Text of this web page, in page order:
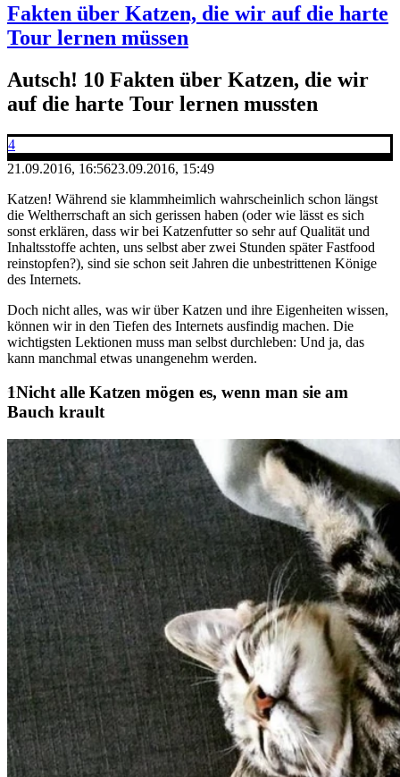
Fakten über Katzen, die wir auf die harte
Tour lernen müssen
Autsch! 10 Fakten über Katzen, die wir
auf die harte Tour lernen mussten
4
21.09.2016, 16:5623.09.2016, 15:49
Katzen! Während sie klammheimlich wahrscheinlich schon längst
die Weltherrschaft an sich gerissen haben (oder wie lässt es sich
sonst erklären, dass wir bei Katzenfutter so sehr auf Qualität und
Inhaltsstoffe achten, uns selbst aber zwei Stunden später Fastfood
reinstopfen?), sind sie schon seit Jahren die unbestrittenen Könige
des Internets.
Doch nicht alles, was wir über Katzen und ihre Eigenheiten wissen,
können wir in den Tiefen des Internets ausfindig machen. Die
wichtigsten Lektionen muss man selbst durchleben: Und ja, das
kann manchmal etwas unangenehm werden.
Nicht alle Katzen mögen es, wenn man sie am
Bauch krault